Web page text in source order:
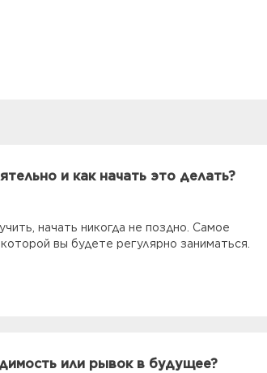
и как начать это делать?
начать никогда не поздно. Самое
вы будете регулярно заниматься.
или рывок в будущее?